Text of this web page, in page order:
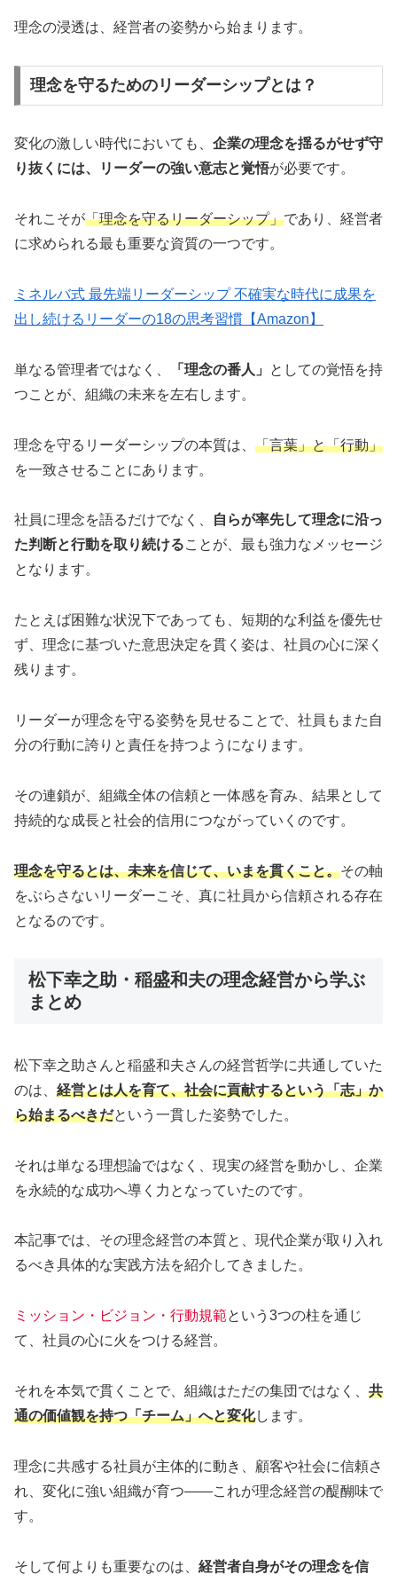
理念の浸透は、経営者の姿勢から始まります。
理念を守るためのリーダーシップとは？
変化の激しい時代においても、 企業の理念を揺るがせず守
り抜くには、リーダーの強い意志と覚悟が必要です。
それこそが「理念を守るリーダーシップ」であり、経営者
に求められる最も重要な資質の一つです。
ミネルバ式 最先端リーダーシップ 不確実な時代に成果を
出し続けるリーダーの18の思考習慣【Amazon】
単なる管理者ではなく、 「理念の番人」
としての覚悟を持
つことが、組織の未来を左右します。
理念を守るリーダーシップの本質は、 「言葉」と「行動」
を一致させることにあります。
社員に理念を語るだけでなく、
自らが率先して理念に沿っ
た判断と行動を取り続けることが、最も強力なメッセージ
となります。
たとえば困難な状況下であっても、短期的な利益を優先せ
ず、理念に基づいた意思決定を貫く姿は、社員の心に深く
残ります。
リーダーが理念を守る姿勢を見せることで、社員もまた自
分の行動に誇りと責任を持つようになります。
その連鎖が、組織全体の信頼と一体感を育み、結果として
持続的な成長と社会的信用につながっていくのです。
理念を守るとは、未来を信じて、いまを貫くこと。その軸
をぶらさないリーダーこそ、真に社員から信頼される存在
となるのです。
松下幸之助・稲盛和夫の理念経営から学ぶ
まとめ
松下幸之助さんと稲盛和夫さんの経営哲学に共通していた
のは、 経営とは人を育て、社会に貢献するという「志」か
ら始まるべきだという一貫した姿勢でした。
それは単なる理想論ではなく、現実の経営を動かし、企業
を永続的な成功へ導く力となっていたのです。
本記事では、その理念経営の本質と、現代企業が取り入れ
るべき具体的な実践方法を紹介してきました。
ミッション・ビジョン・行動規範という3つの柱を通じ
て、社員の心に火をつける経営。
それを本気で貫くことで、組織はただの集団ではなく、 共
通の価値観を持つ「チーム」へと変化します。
理念に共感する社員が主体的に動き、顧客や社会に信頼さ
れ、変化に強い組織が育つ——これが理念経営の醍醐味で
す。
そして何よりも重要なのは、 経営者自身がその理念を信